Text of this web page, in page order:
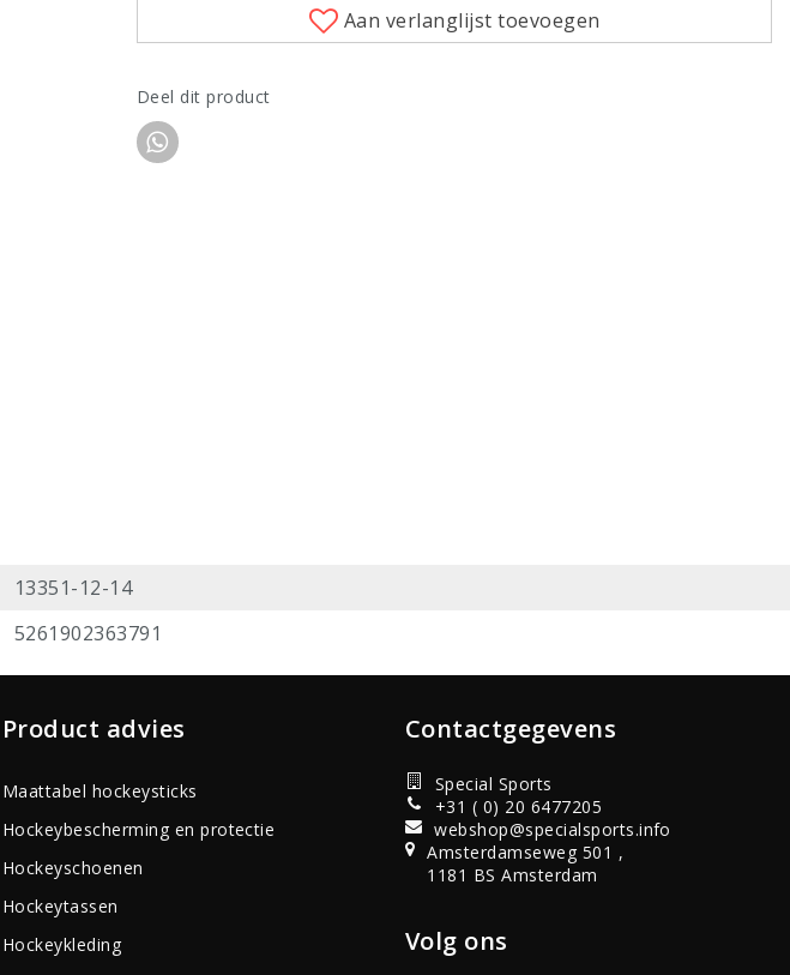
Aan verlanglijst toevoegen
Deel dit product
13351-12-14
5261902363791
Product advies
Maattabel hockeysticks
Hockeybescherming en protectie
Hockeyschoenen
Hockeytassen
Hockeykleding
Contactgegevens
Special Sports
+31 ( 0) 20 6477205
webshop@specialsports.info
Amsterdamseweg 501 ,
1181 BS Amsterdam
Volg ons